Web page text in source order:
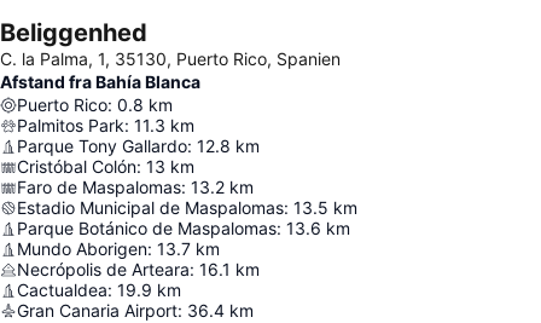
Beliggenhed
C. la Palma, 1, 35130, Puerto Rico, Spanien
Afstand fra Bahía Blanca
Puerto Rico: 0.8 km
Palmitos Park: 11.3 km
Parque Tony Gallardo: 12.8 km
Cristóbal Colón: 13 km
Faro de Maspalomas: 13.2 km
Estadio Municipal de Maspalomas: 13.5 km
Parque Botánico de Maspalomas: 13.6 km
Mundo Aborigen: 13.7 km
Necrópolis de Arteara: 16.1 km
Cactualdea: 19.9 km
Gran Canaria Airport: 36.4 km